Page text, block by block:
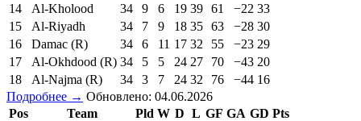
14
Al-Kholood 34 9 6 19 39 61 −22 33
15
Al-Riyadh 34 7 9 18 35 63 −28 30
16
Damac (R) 34 6 11 17 32 55 −23 29
17
Al-Okhdood (R) 34 5 5 24 27 70 −43 20
18
Al-Najma (R) 34 3 7 24 32 76 −44 16
Подробнее → Обновлено: 04.06.2026
Pos
Team Pld W D L GF GA GD Pts